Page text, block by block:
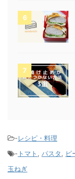
6
7
-レシピ・料理
- トマト , パスタ, ピ
玉ねぎ